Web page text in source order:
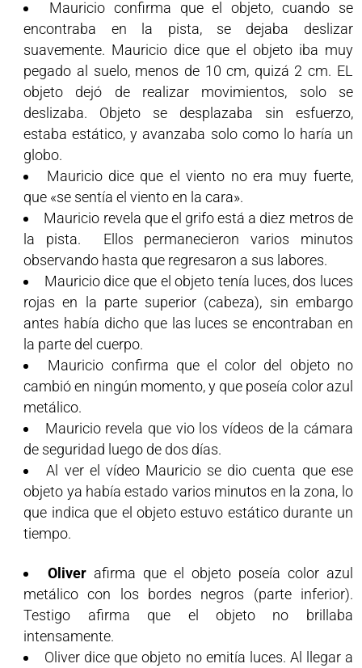
Mauricio confirma que el objeto, cuando se
encontraba en la pista, se dejaba deslizar
suavemente. Mauricio dice que el objeto iba muy
pegado al suelo, menos de 10 cm, quizá 2 cm. EL
objeto dejó de realizar movimientos, solo se
deslizaba. Objeto se desplazaba sin esfuerzo,
estaba estático, y avanzaba solo como lo haría un
globo.
Mauricio dice que el viento no era muy fuerte,
que «se sentía el viento en la cara».
Mauricio revela que el grifo está a diez metros de
la pista. Ellos permanecieron varios minutos
observando hasta que regresaron a sus labores.
Mauricio dice que el objeto tenía luces, dos luces
rojas en la parte superior (cabeza), sin embargo
antes había dicho que las luces se encontraban en
la parte del cuerpo.
Mauricio confirma que el color del objeto no
cambió en ningún momento, y que poseía color azul
metálico.
Mauricio revela que vio los vídeos de la cámara
de seguridad luego de dos días.
Al ver el vídeo Mauricio se dio cuenta que ese
objeto ya había estado varios minutos en la zona, lo
que indica que el objeto estuvo estático durante un
tiempo.
Oliver afirma que el objeto poseía color azul
metálico con los bordes negros (parte inferior).
Testigo afirma que el objeto no brillaba
intensamente.
Oliver dice que objeto no emitía luces. Al llegar a